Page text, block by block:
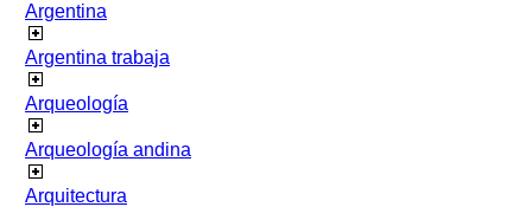
Argentina
Argentina trabaja
Arqueología
Arqueología andina
Arquitectura